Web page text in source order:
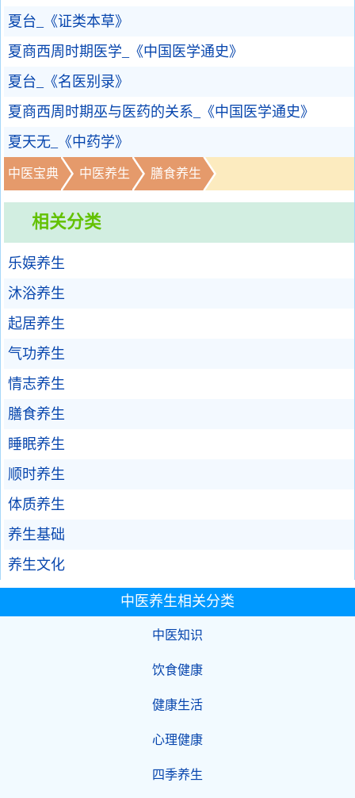
夏台_《证类本草》
夏商西周时期医学_《中国医学通史》
夏台_《名医别录》
夏商西周时期巫与医药的关系_《中国医学通史》
夏天无_《中药学》
中医宝典 中医养生 膳食养生
相关分类
乐娱养生
沐浴养生
起居养生
气功养生
情志养生
膳食养生
睡眠养生
顺时养生
体质养生
养生基础
养生文化
中医养生相关分类
中医知识
饮食健康
健康生活
心理健康
四季养生